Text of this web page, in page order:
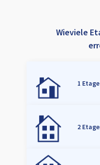
Wieviele
1 Etage
2